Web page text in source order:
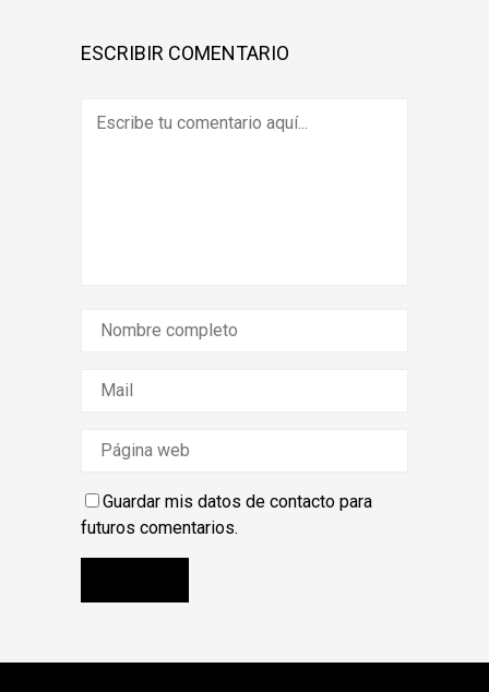
ESCRIBIR COMENTARIO
Guardar mis datos de contacto para
futuros comentarios.